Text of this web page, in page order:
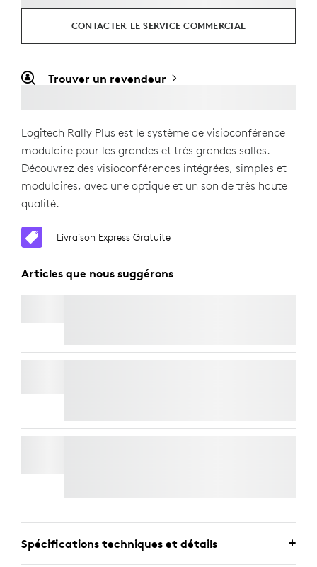
CONTACTER LE SERVICE COMMERCIAL
Trouver un revendeur
Logitech Rally Plus est le système de visioconférence
modulaire pour les grandes et très grandes salles.
Découvrez des visioconférences intégrées, simples et
modulaires, avec une optique et un son de très haute
qualité.
Livraison Express Gratuite
Articles que nous suggérons
Spécifications techniques et détails